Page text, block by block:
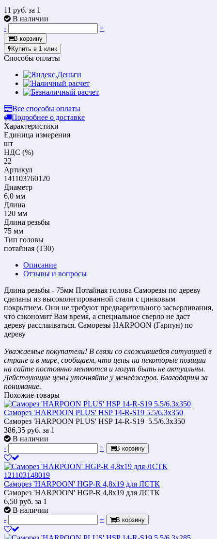
11 руб. за 1
В наличии
-
+
В корзину
Купить в 1 клик
Способы оплаты
Все способы оплаты
Подробнее о доставке
Характеристики
Единица измерения
шт
НДС (%)
22
Артикул
141103760120
Диаметр
6,0 мм
Длина
120 мм
Длина резьбы
75 мм
Тип головы
потайная (Т30)
Описание
Отзывы и вопросы
Длина резьбы - 75мм Потайная голова Саморезы по дереву
сделаны из высоколегированной стали с цинковым
покрытием. Они не требуют предварительного засверливания,
что сэкономит Вам время, а специальное сверло не даст
дереву расслаиваться. Саморезы HARPOON (Гарпун) по
дереву
Уважаемые покупатели! В связи со сложившейся ситуацией в
стране и в мире, сообщаем, что цены на некоторые позиции
на сайте постоянно меняются и могут быть не актуальны.
Действующие цены уточняйте у менеджеров. Благодарим за
понимание.
Похожие товары
Саморез 'HARPOON PLUS' HSP 14-R-S19 5.5/6.3х350
Саморез 'HARPOON PLUS' HSP 14-R-S19 5.5/6.3х350
386,35 руб. за 1
В наличии
-
+ В корзину
Саморез 'HARPOON' HGP-R 4,8х19 для ЛСТК
Саморез 'HARPOON' HGP-R 4,8х19 для ЛСТК
6,50 руб. за 1
В наличии
-
+ В корзину